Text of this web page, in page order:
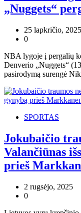
„Nuggets“
25 lapkričio, 2025
0
NBA lygoje į pergalių
Denverio „Nuggets“
pasirodymą surengė
SPORTAS
Jokubaičio
Valančiūnas
prieš
2 rugsėjo, 2025
0